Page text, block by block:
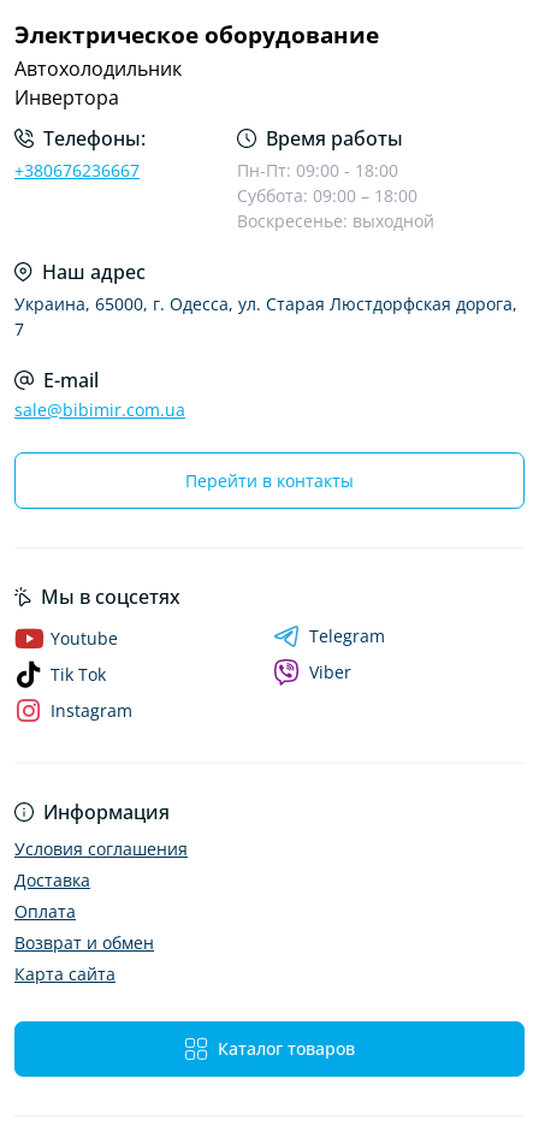
Электрическое оборудование
Автохолодильник
Инвертора
Телефоны:
+380676236667
Время работы
Пн-Пт: 09:00 - 18:00
Суббота: 09:00 – 18:00
Воскресенье: выходной
Наш адрес
Украина, 65000, г. Одесса, ул. Старая Люстдорфская дорога,
7
E-mail
sale@bibimir.com.ua
Перейти в контакты
Информация
Условия соглашения
Доставка
Оплата
Возврат и обмен
Карта сайта
Каталог товаров
Мы в соцсетях
Youtube
Tik Tok
Instagram
Telegram
Viber